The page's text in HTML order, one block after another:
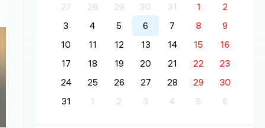
27
28 29 30 31 1
2
3
4 5 6 7 8
9
10
11 12 13 14 15
16
17
18 19 20 21 22
23
24
25 26 27 28 29
30
31
1 2 3 4 5 6